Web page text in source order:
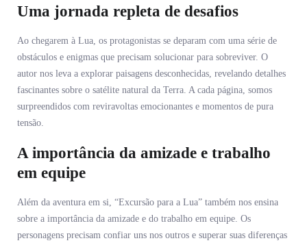
Uma jornada repleta de desafios
Ao chegarem à Lua, os protagonistas se deparam com uma série de
obstáculos e enigmas que precisam solucionar para sobreviver. O
autor nos leva a explorar paisagens desconhecidas, revelando detalhes
fascinantes sobre o satélite natural da Terra. A cada página, somos
surpreendidos com reviravoltas emocionantes e momentos de pura
tensão.
A importância da amizade e trabalho
em equipe
Além da aventura em si, “Excursão para a Lua” também nos ensina
sobre a importância da amizade e do trabalho em equipe. Os
personagens precisam confiar uns nos outros e superar suas diferenças